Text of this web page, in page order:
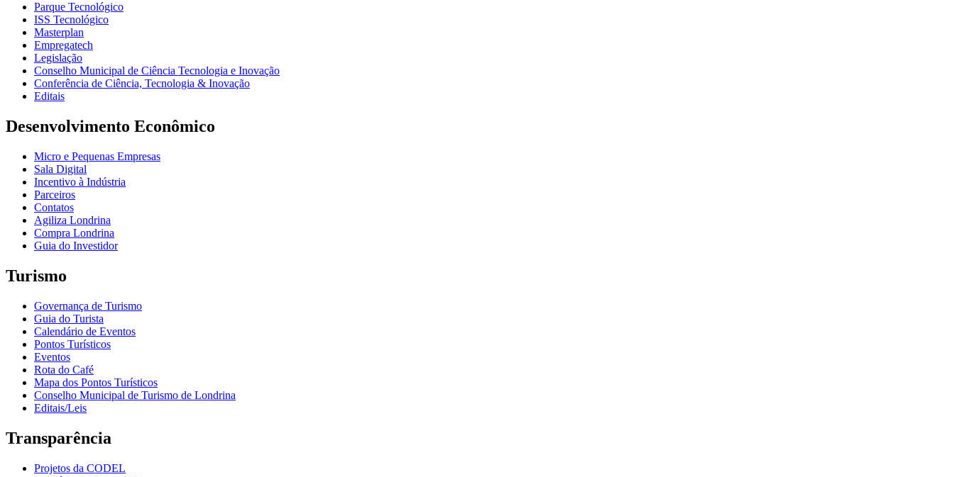
Parque Tecnológico
ISS Tecnológico
Masterplan
Empregatech
Legislação
Conselho Municipal de Ciência Tecnologia e Inovação
Conferência de Ciência, Tecnologia & Inovação
Editais
Desenvolvimento Econômico
Micro e Pequenas Empresas
Sala Digital
Incentivo à Indústria
Parceiros
Contatos
Agiliza Londrina
Compra Londrina
Guia do Investidor
Turismo
Governança de Turismo
Guia do Turista
Calendário de Eventos
Pontos Turísticos
Eventos
Rota do Café
Mapa dos Pontos Turísticos
Conselho Municipal de Turismo de Londrina
Editais/Leis
Transparência
Projetos da CODEL